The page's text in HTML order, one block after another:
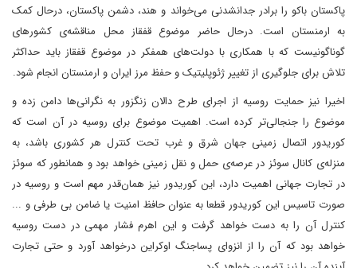
پاکستان باکو را برادر جدانشدنی می‌خواند و هند، دشمن پاکستان، درحال کمک
به ارمنستان است. درحال حاضر موضوع قفقاز محل مناقشه‌ی کشورهای
گوناگونیست که با همکاری با دولت‌های همفکر در موضوع قفقاز باید حداکثر
تلاش برای جلوگیری از تغییر ژئوپلیتیک و حفظ مرز ایران و ارمنستان انجام شود.
اخیرا نیز حمایت روسیه از اجرای طرح دالان زنگزور به نگرانی‌ها دامن زده و
موضوع را جنجالی‌تر کرده است. اهمیت موضوع برای روسیه در آن است که
کوریدور اتصال زمینی جهان شرق و غرب تحت کنترل هر کشوری باشد، به
منزله‌ی کانال سوئز در عرصه‌ی حمل و نقل زمینی خواهد بود و همانطور که سوئز
در تجارت جهانی اهمیت دارد، این کوریدور نیز همان‌قدر مهم است و روسیه در
صورت تاسیس این کوریدور قطعا به عنوان حافظ امنیت یا ضامن بی طرفی و ...
کنترل آن را به دست خواهد گرفت و این اهرم فشار مهمی در دست روسیه
خواهد بود که آن را از انزوای پساجنگ اوکراین درخواهد آورد و حتی تجارت